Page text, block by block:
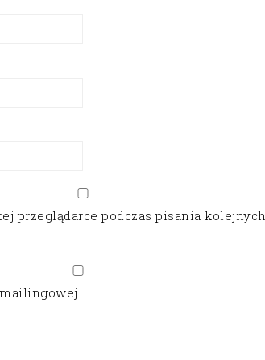
przeglądarce podczas pisania kolejnych